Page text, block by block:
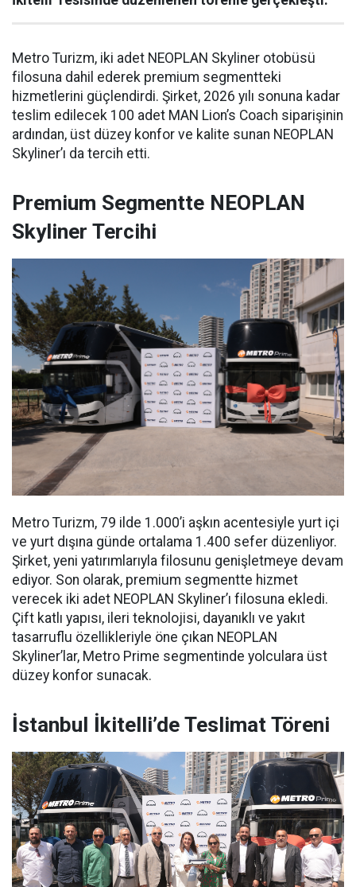
Metro Turizm, iki adet NEOPLAN Skyliner otobüsü
filosuna dahil ederek premium segmentteki
hizmetlerini güçlendirdi. Şirket, 2026 yılı sonuna kadar
teslim edilecek 100 adet MAN Lion’s Coach siparişinin
ardından, üst düzey konfor ve kalite sunan NEOPLAN
Skyliner’ı da tercih etti.
Premium Segmentte NEOPLAN
Skyliner Tercihi
Metro Turizm, 79 ilde 1.000’i aşkın acentesiyle yurt içi
ve yurt dışına günde ortalama 1.400 sefer düzenliyor.
Şirket, yeni yatırımlarıyla filosunu genişletmeye devam
ediyor. Son olarak, premium segmentte hizmet
verecek iki adet NEOPLAN Skyliner’ı filosuna ekledi.
Çift katlı yapısı, ileri teknolojisi, dayanıklı ve yakıt
tasarruflu özellikleriyle öne çıkan NEOPLAN
Skyliner’lar, Metro Prime segmentinde yolculara üst
düzey konfor sunacak.
İstanbul İkitelli’de Teslimat Töreni